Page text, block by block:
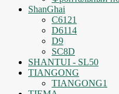
ShanGhai
C6121
D6114
D9
SC8D
SHANTUI - SL50
TIANGONG
TIANGONG1